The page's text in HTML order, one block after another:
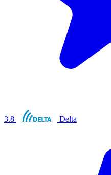
3.8 Delta